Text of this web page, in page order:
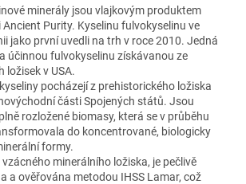
minerály jsou vlajkovým produktem
Purity. Kyselinu fulvokyselinu ve
jako první uvedli na trh v roce 2010. Jedná
účinnou fulvokyselinu získávanou ze
ložisek v USA.
pocházejí z prehistorického ložiska
části Spojených států. Jsou
rozložené biomasy, která se v průběhu
do koncentrované, biologicky
minerální formy.
vzácného minerálního ložiska, je pečlivě
a ověřována metodou IHSS Lamar, což